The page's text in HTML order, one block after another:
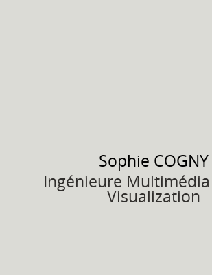
Sophie COGNY
Ingénieure
Visualization